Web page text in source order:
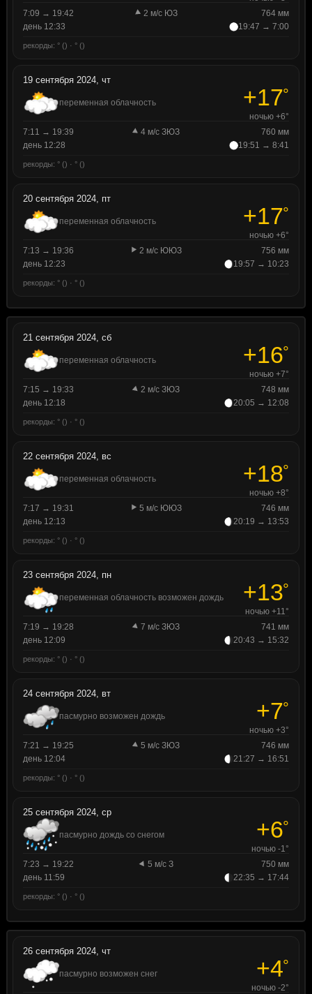
7:09 → 19:42
2 м/с ЮЗ
764 мм
день 12:33
19:47 → 7:00
рекорды: ° () · ° ()
19 сентября 2024, чт
переменная облачность +17°
ночью +6°
7:11 → 19:39
4 м/с ЗЮЗ
760 мм
день 12:28
19:51 → 8:41
рекорды: ° () · ° ()
20 сентября 2024, пт
переменная облачность +17°
ночью +6°
7:13 → 19:36
2 м/с ЮЮЗ
756 мм
день 12:23
19:57 → 10:23
рекорды: ° () · ° ()
21 сентября 2024, сб
переменная облачность +16°
ночью +7°
7:15 → 19:33
2 м/с ЗЮЗ
748 мм
день 12:18
20:05 → 12:08
рекорды: ° () · ° ()
22 сентября 2024, вс
переменная облачность +18°
ночью +8°
7:17 → 19:31
5 м/с ЮЮЗ
746 мм
день 12:13
20:19 → 13:53
рекорды: ° () · ° ()
23 сентября 2024, пн
переменная облачность возможен дождь +13°
ночью +11°
7:19 → 19:28
7 м/с ЗЮЗ
741 мм
день 12:09
20:43 → 15:32
рекорды: ° () · ° ()
24 сентября 2024, вт
пасмурно возможен дождь +7°
ночью +3°
7:21 → 19:25
5 м/с ЗЮЗ
746 мм
день 12:04
21:27 → 16:51
рекорды: ° () · ° ()
25 сентября 2024, ср
пасмурно дождь со снегом +6°
ночью -1°
7:23 → 19:22
5 м/с З
750 мм
день 11:59
22:35 → 17:44
рекорды: ° () · ° ()
26 сентября 2024, чт
пасмурно возможен снег +4°
ночью -2°